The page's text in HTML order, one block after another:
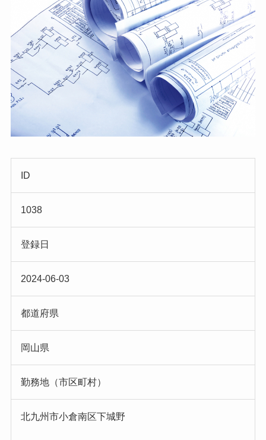
ID
1038
登録日
2024-06-03
都道府県
岡山県
勤務地（市区町村）
北九州市小倉南区下城野